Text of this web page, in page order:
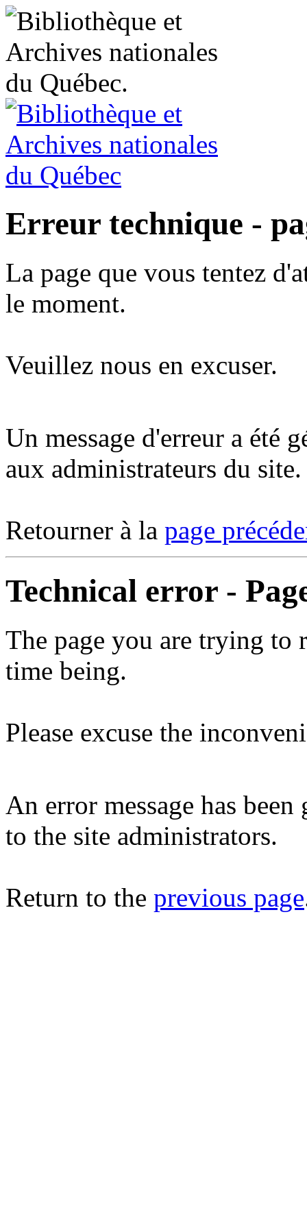
Erreur technique -
La page que vous tentez
le moment.
Veuillez nous en excuser.
Un message d'erreur a été
aux administrateurs du site.
Retourner à la page
Technical error -
The page you are trying to
time being.
Please excuse the
An error message has
to the site administrators.
Return to the previous page